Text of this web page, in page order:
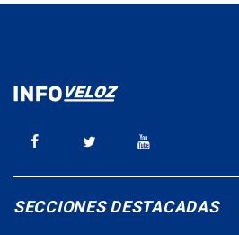
SECCIONES DESTACADAS